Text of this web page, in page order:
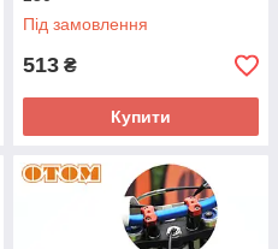
Під замовлення
513 ₴
Купити